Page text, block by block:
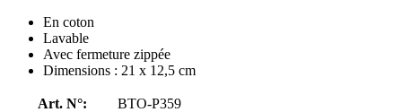
En coton
Lavable
Avec fermeture zippée
Dimensions : 21 x 12,5 cm
Art. N°:
BTO-P359